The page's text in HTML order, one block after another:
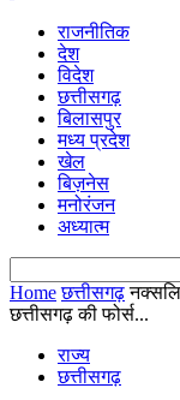
राजनीतिक
देश
विदेश
छत्तीसगढ़
बिलासपुर
मध्य प्रदेश
खेल
बिज़नेस
मनोरंजन
अध्यात्म
Home छत्तीसगढ़
छत्तीसगढ़ की फोर्स...
राज्य
छत्तीसगढ़